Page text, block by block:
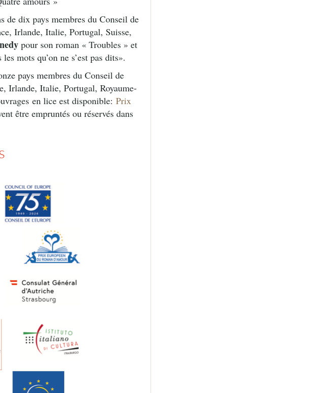
de dix pays membres du Conseil de
Irlande, Italie, Portugal, Suisse,
pour son roman « Troubles » et
mots qu’on ne s’est pas dits».
pays membres du Conseil de
Irlande, Italie, Portugal, Royaume-
en lice est disponible:Prix
être empruntés ou réservés dans